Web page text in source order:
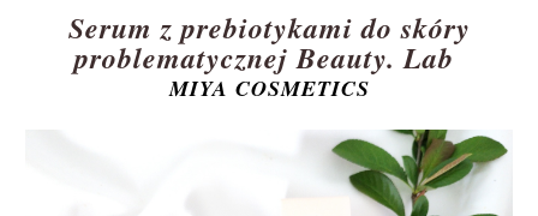
Serum z prebiotykami do skóry
problematycznej Beauty. Lab
MIYA COSMETICS